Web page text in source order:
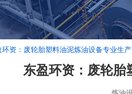
环资：废轮胎塑料油泥炼油设备专业生
东盈环资：废轮胎